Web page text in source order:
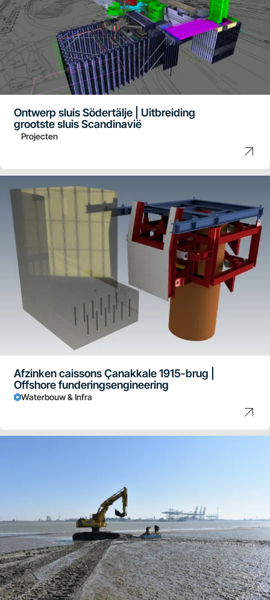
Ontwerp sluis Södertälje | Uitbreiding
grootste sluis Scandinavië
Projecten
Afzinken caissons Çanakkale 1915-brug |
Offshore funderingsengineering
Waterbouw & Infra